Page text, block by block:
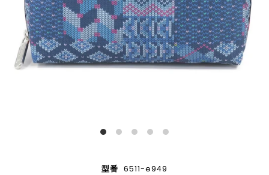
型番 6511-e949